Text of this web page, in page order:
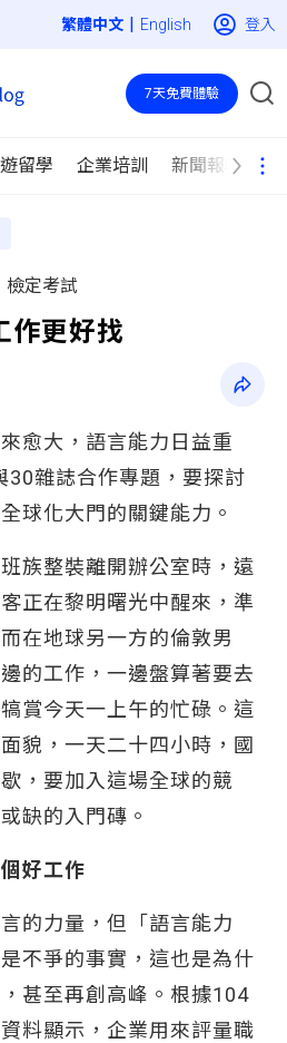
| English 登入
遊留學 企業培訓 新聞報導
7天免費體驗
檢定考試
作更好找
愈大，語言能力日益重
30雜誌合作專題，要探討
球化大門的關鍵能力。
族整裝離開辦公室時，遠
正在黎明曙光中醒來，準
在地球另一方的倫敦男
的工作，一邊盤算著要去
賞今天一上午的忙碌。這
貌，一天二十四小時，國
，要加入這場全球的競
缺的入門磚。
好工作
的力量，但「語言能力
不爭的事實，這也是為什
甚至再創高峰。根據104
料顯示，企業用來評量職